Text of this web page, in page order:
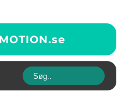
se